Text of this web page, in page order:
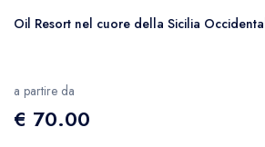
Oil Resort nel cuore della Sicilia
a partire da
€ 70.00